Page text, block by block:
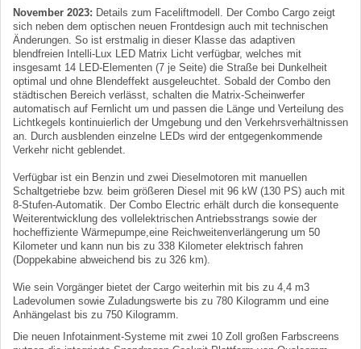
November 2023: Details zum Faceliftmodell. Der Combo Cargo zeigt
sich neben dem optischen neuen Frontdesign auch mit technischen
Änderungen. So ist erstmalig in dieser Klasse das adaptiven
blendfreien Intelli-Lux LED Matrix Licht verfügbar, welches mit
insgesamt 14 LED-Elementen (7 je Seite) die Straße bei Dunkelheit
optimal und ohne Blendeffekt ausgeleuchtet. Sobald der Combo den
städtischen Bereich verlässt, schalten die Matrix-Scheinwerfer
automatisch auf Fernlicht um und passen die Länge und Verteilung des
Lichtkegels kontinuierlich der Umgebung und den Verkehrsverhältnissen
an. Durch ausblenden einzelne LEDs wird der entgegenkommende
Verkehr nicht geblendet.
Verfügbar ist ein Benzin und zwei Dieselmotoren mit manuellen
Schaltgetriebe bzw. beim größeren Diesel mit 96 kW (130 PS) auch mit
8-Stufen-Automatik. Der Combo Electric erhält durch die konsequente
Weiterentwicklung des vollelektrischen Antriebsstrangs sowie der
hocheffiziente Wärmepumpe,eine Reichweitenverlängerung um 50
Kilometer und kann nun bis zu 338 Kilometer elektrisch fahren
(Doppekabine abweichend bis zu 326 km).
Wie sein Vorgänger bietet der Cargo weiterhin mit bis zu 4,4 m3
Ladevolumen sowie Zuladungswerte bis zu 780 Kilogramm und eine
Anhängelast bis zu 750 Kilogramm.
Die neuen Infotainment-Systeme mit zwei 10 Zoll großen Farbscreens